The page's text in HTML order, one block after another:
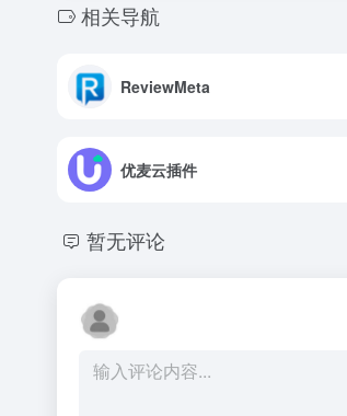
相关导航
ReviewMeta
优麦云插件
暂无评论